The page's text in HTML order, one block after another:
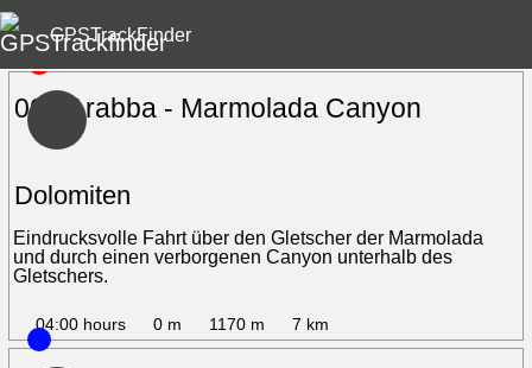
GPSTrackFinder
00 - Arabba - Marmolada Canyon
Dolomiten
Eindrucksvolle Fahrt über den Gletscher der Marmolada
und durch einen verborgenen Canyon unterhalb des
Gletschers.
04:00 hours 0 m 1170 m 7 km